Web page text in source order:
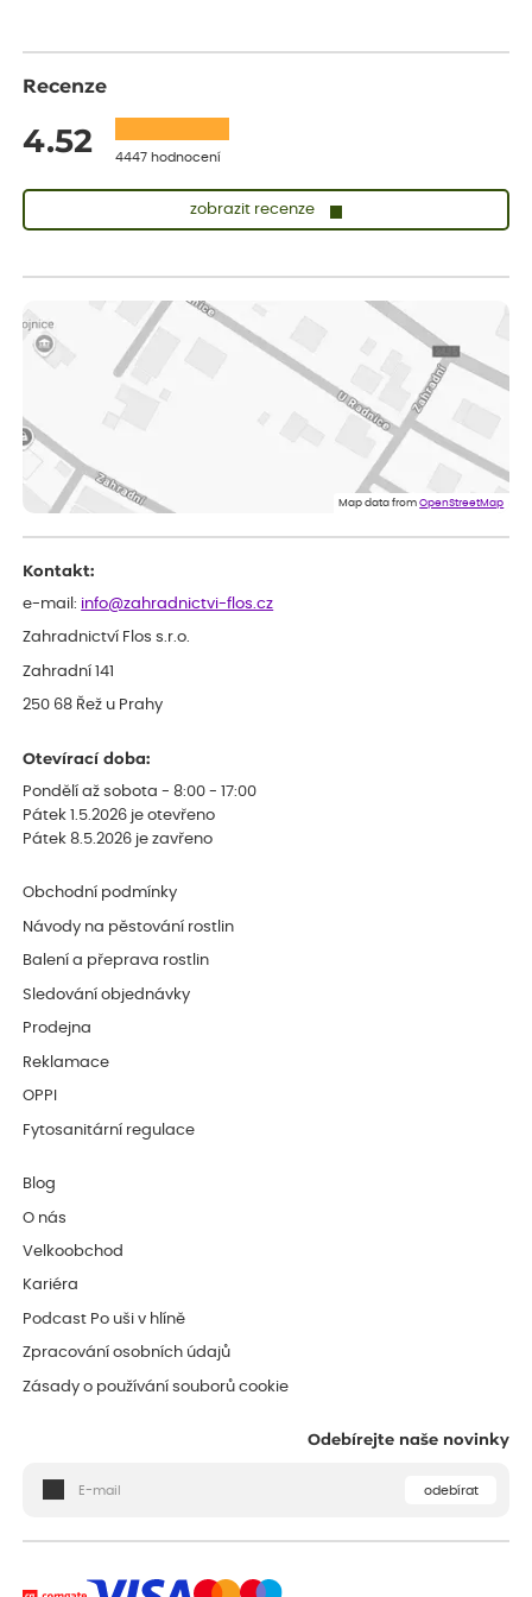
Recenze
4.52 4447 hodnocení
zobrazit recenze
vše v naprostém pořádku
ověřený nákup dnes
Jana
Flos je nejlepší &#129321;
Map data fromOpenStreetMap
Kontakt:
e-mail: info@zahradnictvi-flos.cz
Zahradnictví Flos s.r.o.
Zahradní 141
250 68 Řež u Prahy
Otevírací doba:
Pondělí až sobota - 8:00 - 17:00
Pátek 1.5.2026 je otevřeno
Pátek 8.5.2026 je zavřeno
Obchodní podmínky
Návody na pěstování rostlin
Balení a přeprava rostlin
Sledování objednávky
Prodejna
Reklamace
OPPI
Fytosanitární regulace
Blog
O nás
Velkoobchod
Kariéra
Podcast Po uši v hlíně
Zpracování osobních údajů
Zásady o používání souborů cookie
Odebírejte naše novinky
odebírat